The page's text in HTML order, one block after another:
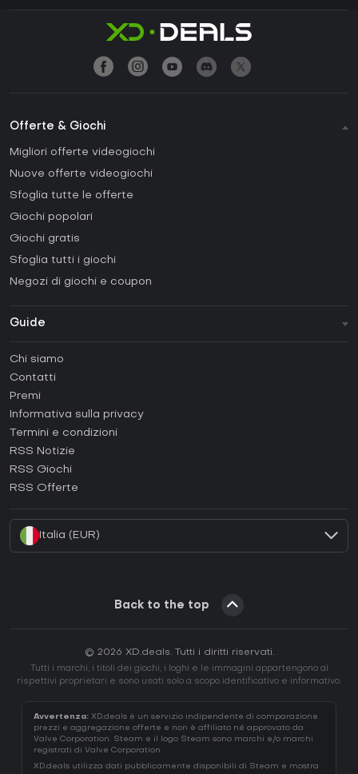
Offerte & Giochi
Migliori offerte videogiochi
Nuove offerte videogiochi
Sfoglia tutte le offerte
Giochi popolari
Giochi gratis
Sfoglia tutti i giochi
Negozi di giochi e coupon
Guide
Come attivare una Steam CD Key?
Come attivare una Epic Games CD Key?
Come attivare una GOG CD Key?
Come attivare una Ubisoft Connect CD Key?
Chi siamo
Contatti
Premi
Informativa sulla privacy
Termini e condizioni
RSS Notizie
RSS Giochi
RSS Offerte
Italia (EUR)
Back to the top
© 2026 XD.deals. Tutti i diritti riservati.
Tutti i marchi, i titoli dei giochi, i loghi e le immagini appartengono ai
rispettivi proprietari e sono usati solo a scopo identificativo e informativo.
Avvertenza: XD.deals è un servizio indipendente di comparazione
prezzi e aggregazione offerte e non è affiliato né approvato da
Valve Corporation. Steam e il logo Steam sono marchi e/o marchi
registrati di Valve Corporation.
XD.deals utilizza dati pubblicamente disponibili di Steam e mostra